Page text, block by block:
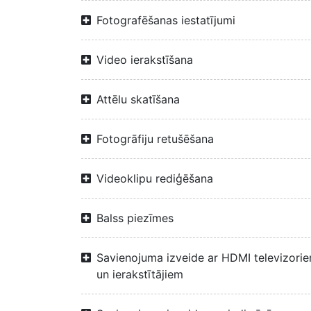
Fotografēšanas iestatījumi
Video ierakstīšana
Attēlu skatīšana
Fotogrāfiju retušēšana
Videoklipu rediģēšana
Balss piezīmes
Savienojuma izveide ar HDMI
un ierakstītājiem